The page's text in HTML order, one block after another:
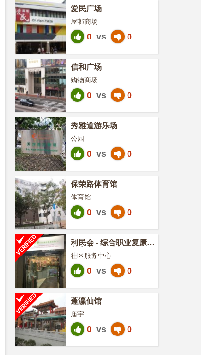
爱民广场
屋邨商场
0 vs 0
信和广场
购物商场
0 vs 0
秀雅道游乐场
公园
0 vs 0
保荣路体育馆
体育馆
0 vs 0
利民会 - 综合职业复康服
务中心
社区服务中心
0 vs 0
蓬瀛仙馆
庙宇
0 vs 0